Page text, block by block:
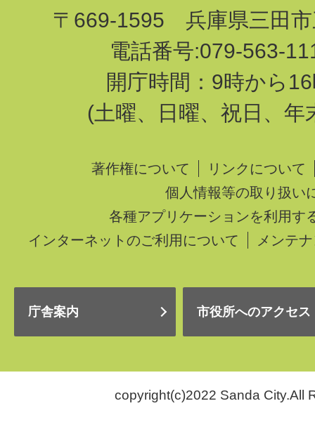
〒669-1595 兵庫県三田市
電話番号:079-563-
開庁時間：9時から
(土曜、日曜、祝日、年
著作権について
リンクについて
個人情報等の取り扱い
各種アプリケーションを利用す
インターネットのご利用について
メンテ
庁舎案内 市役所へのアクセス
copyright(c)2022 Sanda City.All